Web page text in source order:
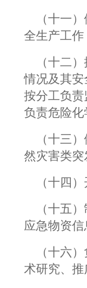
（十一）
全生产工
（十二）
情况及其
按分工负
负责危险
（十三）
然灾害类突
（十四）
（十五）
应急物资
（十六）
术研究、推